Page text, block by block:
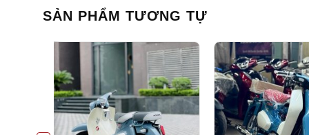
– Giá thành hợp lý
– Xe chất lượng tốt, chất lượng hàng đầu tại Hà Nội,
– Dịch vụ tốt nhất: Các bạn mua xe cửa hàng sau
Ngay khi xe gặp sự cố xảy ra (đội ngũ chuyên nghiệp
SẢN PHẨM TƯƠNG TỰ